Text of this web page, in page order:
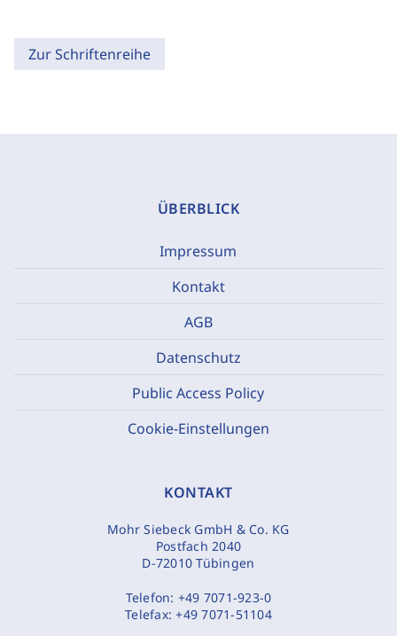
Zur Schriftenreihe
ÜBERBLICK
Impressum
Kontakt
AGB
Datenschutz
Public Access Policy
Cookie-Einstellungen
KONTAKT
Mohr Siebeck GmbH & Co. KG
Postfach 2040
D-72010 Tübingen
Telefon: +49 7071-923-0
Telefax:+49 7071-51104